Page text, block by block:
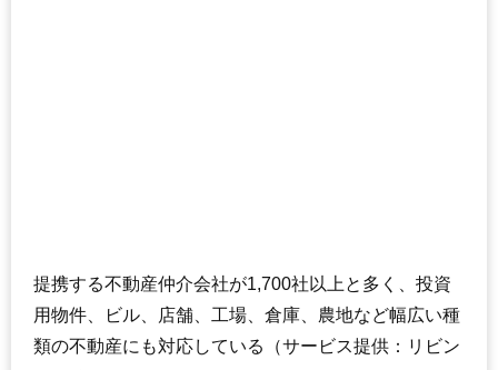
提携する不動産仲介会社が1,700社以上と多く、投資
用物件、ビル、店舗、工場、倉庫、農地など幅広い種
類の不動産にも対応している（サービス提供：リビン